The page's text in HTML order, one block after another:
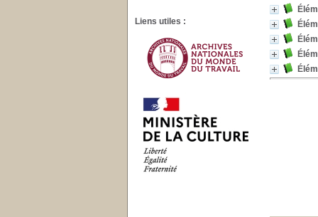
Liens utiles :